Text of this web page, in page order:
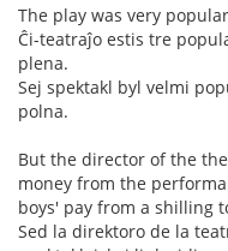
The play was very
Ĉi-teatraĵo estis tre
plena.
Sej spektakl byl velmi
polna.
But the director of the
money from the
boys' pay from a shilling
Sed la direktoro de la